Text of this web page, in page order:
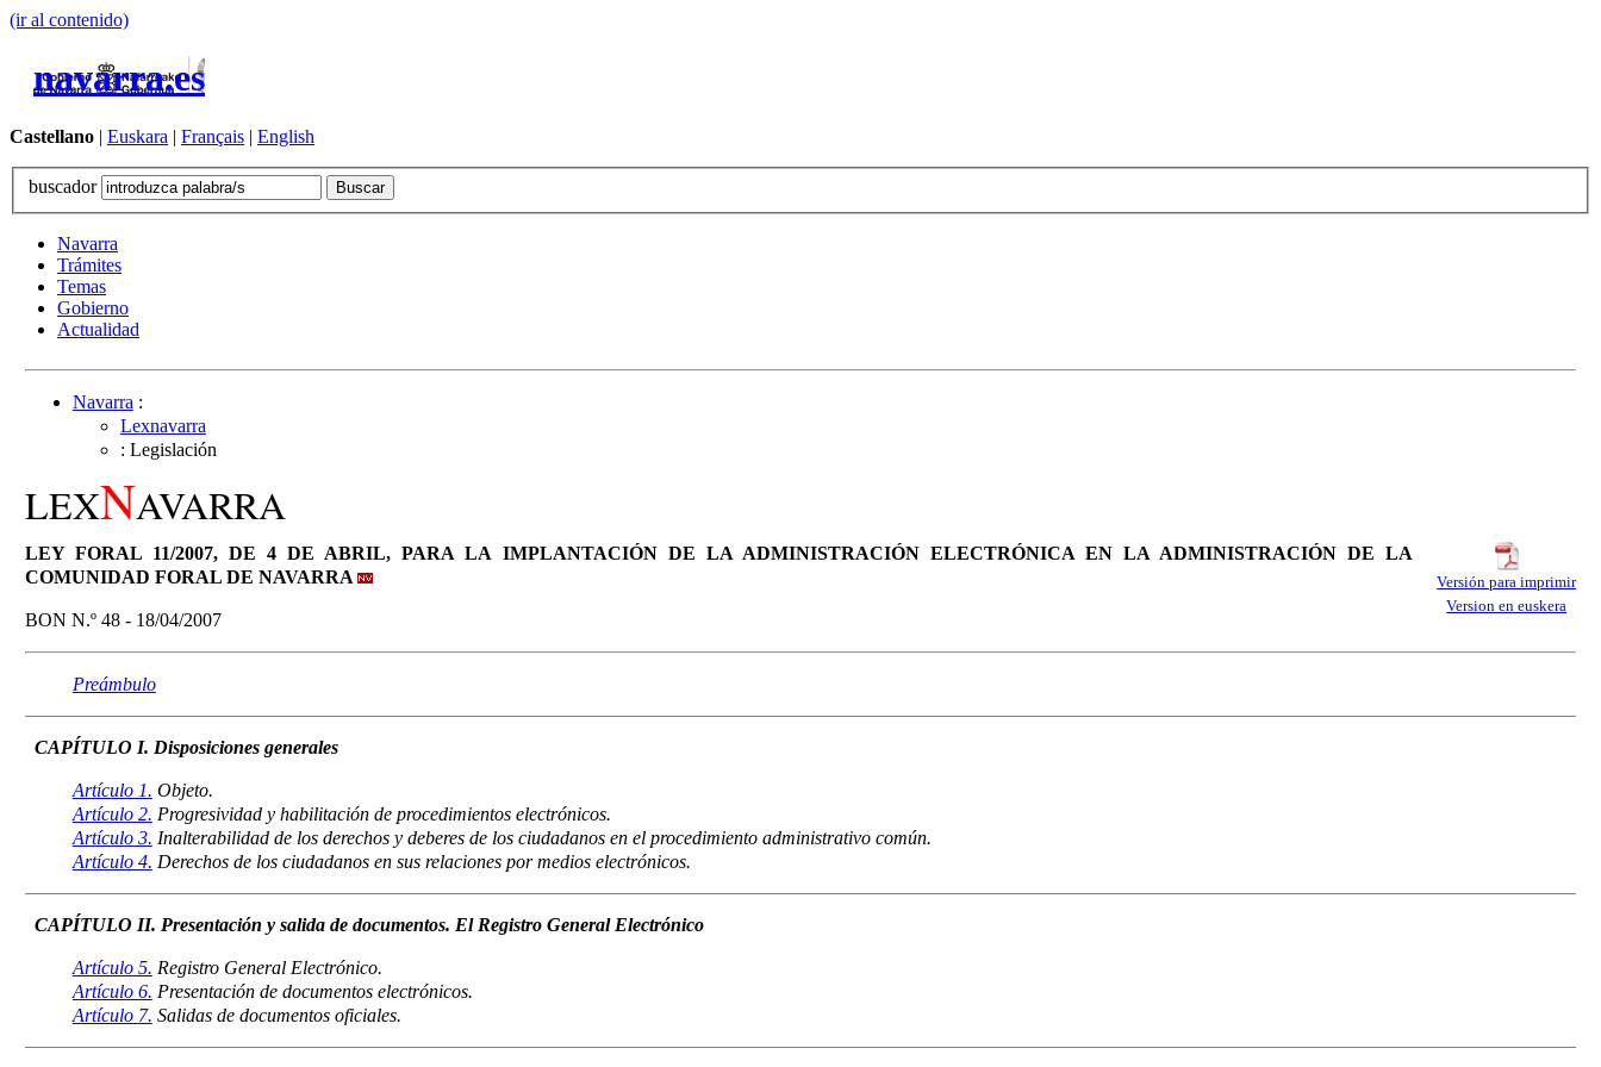
(ir al contenido)
navarra.es
Castellano | Euskara | Français | English
buscador
Navarra
Trámites
Temas
Gobierno
Actualidad
Navarra:
Lexnavarra
: Legislación
LEXNAVARRA
Versión para imprimir
Version en euskera
LEY FORAL 11/2007, DE 4 DE ABRIL, PARA LA IMPLANTACIÓN DE LA ADMINISTRACIÓN ELECTRÓNICA EN LA ADMINISTRACIÓN DE LA
COMUNIDAD FORAL DE NAVARRA
BON N.º 48 - 18/04/2007
Preámbulo
CAPÍTULO I. Disposiciones generales
Artículo 1. Objeto.
Artículo 2. Progresividad y habilitación de procedimientos electrónicos.
Artículo 3. Inalterabilidad de los derechos y deberes de los ciudadanos en el procedimiento administrativo común.
Artículo 4. Derechos de los ciudadanos en sus relaciones por medios electrónicos.
CAPÍTULO II. Presentación y salida de documentos. El Registro General Electrónico
Artículo 5. Registro General Electrónico.
Artículo 6. Presentación de documentos electrónicos.
Artículo 7. Salidas de documentos oficiales.